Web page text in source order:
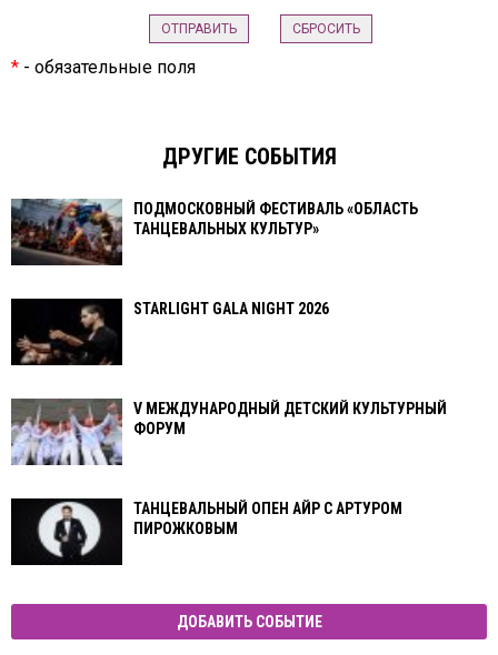
* - обязательные поля
ДРУГИЕ СОБЫТИЯ
ПОДМОСКОВНЫЙ ФЕСТИВАЛЬ «ОБЛАСТЬ
ТАНЦЕВАЛЬНЫХ КУЛЬТУР»
STARLIGHT GALA NIGHT 2026
V МЕЖДУНАРОДНЫЙ ДЕТСКИЙ КУЛЬТУРНЫЙ
ФОРУМ
ТАНЦЕВАЛЬНЫЙ ОПЕН АЙР С АРТУРОМ
ПИРОЖКОВЫМ
ДОБАВИТЬ СОБЫТИЕ